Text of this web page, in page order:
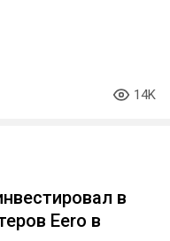
14K
в
Eero в